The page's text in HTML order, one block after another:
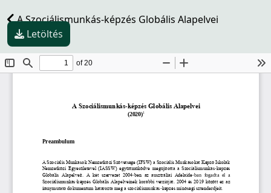
A Szociálismunkás-képzés Globális Alapelvei
Letöltés